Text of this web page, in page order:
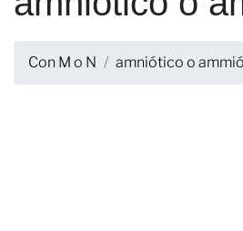
Con M o N amniótico o